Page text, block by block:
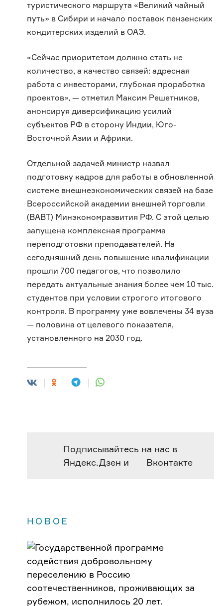
туристического маршрута «Великий чайный
путь» в Сибири и начало поставок пензенских
кондитерских изделий в ОАЭ.
«Сейчас приоритетом должно стать не
количество, а качество связей: адресная
работа с инвесторами, глубокая проработка
проектов», — отметил Максим Решетников,
анонсируя диверсификацию усилий
субъектов РФ в сторону Индии, Юго-
Восточной Азии и Африки.
Отдельной задачей министр назвал
подготовку кадров для работы в обновленной
системе внешнеэкономических связей на базе
Всероссийской академии внешней торговли
(ВАВТ) Минэкономразвития РФ. С этой целью
запущена комплексная программа
переподготовки преподавателей. На
сегодняшний день повышение квалификации
прошли 700 педагогов, что позволило
передать актуальные знания более чем 10 тыс.
студентов при условии строгого итогового
контроля. В программу уже вовлечены 34 вуза
— половина от целевого показателя,
установленного на 2030 год.
Подписывайтесь на нас в
Яндекс.Дзен и Вконтакте
НОВОЕ